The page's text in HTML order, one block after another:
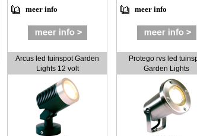
meer info meer info
Arcus led tuinspot Garden
Lights 12 volt
Protego rvs led
Garden Lights